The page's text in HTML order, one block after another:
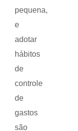
pequena,
e
adotar
hábitos
de
controle
de
gastos
são